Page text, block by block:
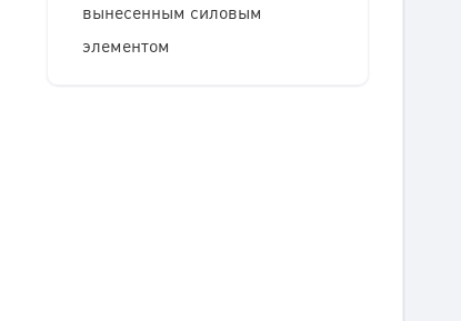
вынесенным силовым
элементом